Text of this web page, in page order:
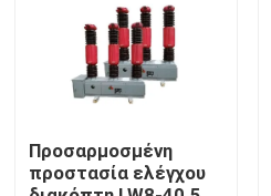
Σπίτι
Προσαρμοσμένη
προστασία ελέγχου